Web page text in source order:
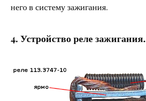
него в систему зажигания.
4. Устройство реле зажигания.